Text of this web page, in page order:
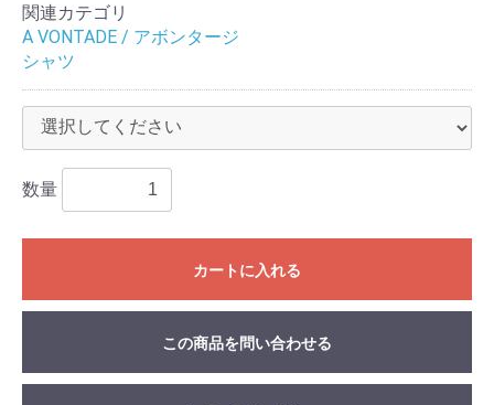
関連カテゴリ
A VONTADE / アボンタージ
シャツ
数量
カートに入れる
この商品を問い合わせる